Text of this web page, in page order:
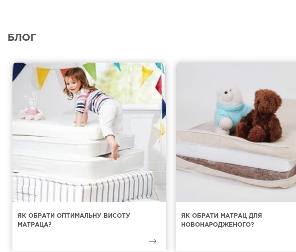
БЛОГ
ЯК ОБРАТИ ОПТИМАЛЬНУ ВИСОТУ
МАТРАЦА?
ЯК ОБРАТИ МАТРАЦ ДЛЯ
НОВОНАРОДЖЕНОГО?